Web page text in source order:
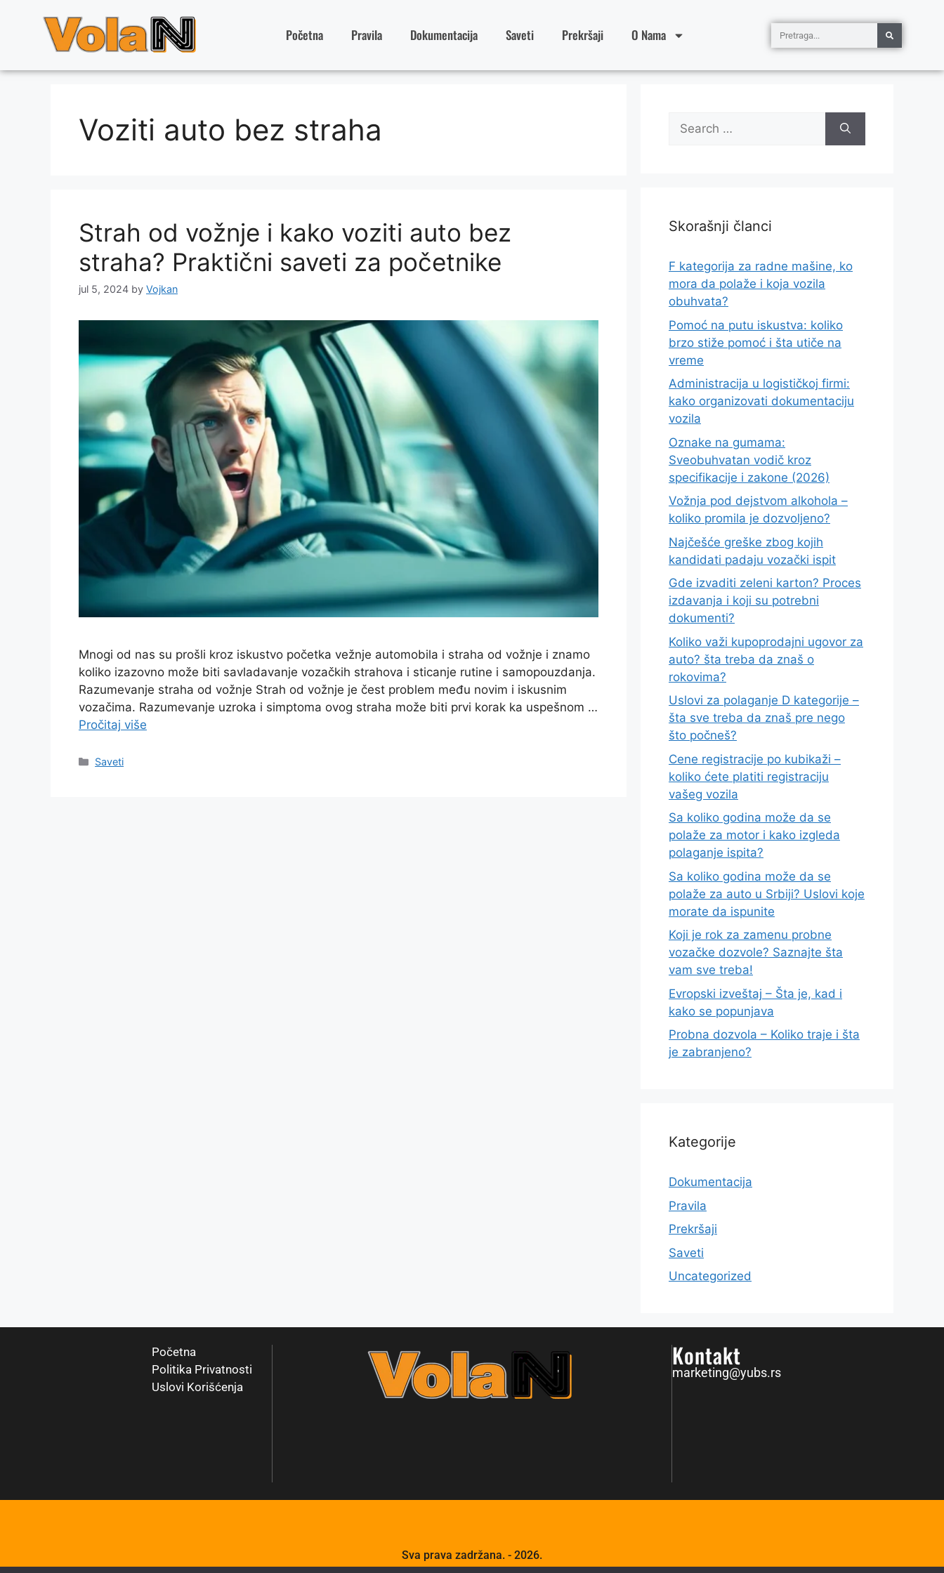
Početna Pravila Dokumentacija Saveti Prekršaji O Nama
Voziti auto bez straha
Strah od vožnje i kako voziti auto bez
straha? Praktični saveti za početnike
jul 5, 2024 by Vojkan
Mnogi od nas su prošli kroz iskustvo početka vežnje automobila i straha od vožnje i znamo
koliko izazovno može biti savladavanje vozačkih strahova i sticanje rutine i samopouzdanja.
Razumevanje straha od vožnje Strah od vožnje je čest problem među novim i iskusnim
vozačima. Razumevanje uzroka i simptoma ovog straha može biti prvi korak ka uspešnom …
Pročitaj više
Saveti
Skorašnji članci
F kategorija za radne mašine, ko
mora da polaže i koja vozila
obuhvata?
Pomoć na putu iskustva: koliko
brzo stiže pomoć i šta utiče na
vreme
Administracija u logističkoj firmi:
kako organizovati dokumentaciju
vozila
Oznake na gumama:
Sveobuhvatan vodič kroz
specifikacije i zakone (2026)
Vožnja pod dejstvom alkohola –
koliko promila je dozvoljeno?
Najčešće greške zbog kojih
kandidati padaju vozački ispit
Gde izvaditi zeleni karton? Proces
izdavanja i koji su potrebni
dokumenti?
Koliko važi kupoprodajni ugovor za
auto? šta treba da znaš o
rokovima?
Uslovi za polaganje D kategorije –
šta sve treba da znaš pre nego
što počneš?
Cene registracije po kubikaži –
koliko ćete platiti registraciju
vašeg vozila
Sa koliko godina može da se
polaže za motor i kako izgleda
polaganje ispita?
Sa koliko godina može da se
polaže za auto u Srbiji? Uslovi koje
morate da ispunite
Koji je rok za zamenu probne
vozačke dozvole? Saznajte šta
vam sve treba!
Evropski izveštaj – Šta je, kad i
kako se popunjava
Probna dozvola – Koliko traje i šta
je zabranjeno?
Kategorije
Dokumentacija
Pravila
Prekršaji
Saveti
Uncategorized
Početna
Politika Privatnosti
Uslovi Korišćenja
Kontakt
marketing@yubs.rs
Sva prava zadržana. - 2026.